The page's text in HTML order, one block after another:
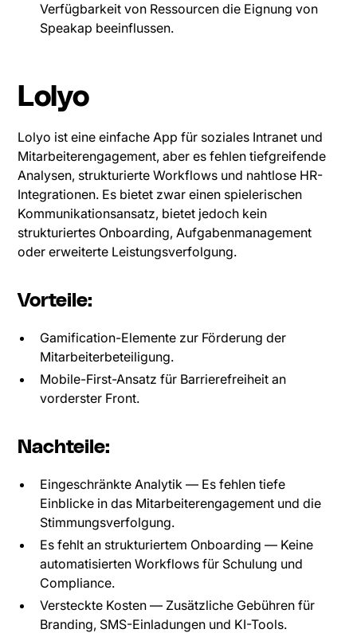
Verfügbarkeit von Ressourcen die Eignung von
Speakap beeinflussen.
Lolyo
Lolyo ist eine einfache App für soziales Intranet und
Mitarbeiterengagement, aber es fehlen tiefgreifende
Analysen, strukturierte Workflows und nahtlose HR-
Integrationen. Es bietet zwar einen spielerischen
Kommunikationsansatz, bietet jedoch kein
strukturiertes Onboarding, Aufgabenmanagement
oder erweiterte Leistungsverfolgung.
Vorteile:
Gamification-Elemente zur Förderung der
Mitarbeiterbeteiligung.
Mobile-First-Ansatz für Barrierefreiheit an
vorderster Front.
Nachteile:
Eingeschränkte Analytik — Es fehlen tiefe
Einblicke in das Mitarbeiterengagement und die
Stimmungsverfolgung.
Es fehlt an strukturiertem Onboarding — Keine
automatisierten Workflows für Schulung und
Compliance.
Versteckte Kosten — Zusätzliche Gebühren für
Branding, SMS-Einladungen und KI-Tools.